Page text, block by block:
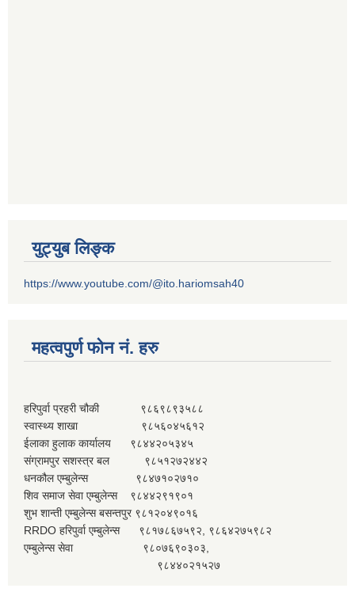
युट्युब लिङ्क
https://www.youtube.com/@ito.hariomsah40
महत्वपुर्ण फोन नं. हरु
हरिपुर्वा प्रहरी चौकी ९८६९८९३५८८
स्वास्थ्य शाखा ९८५६०४५६१२
ईलाका हुलाक कार्यालय ९८४४२०५३४५
संग्रामपुर सशस्त्र बल ९८५१२७२४४२
धनकौल एम्बुलेन्स ९८४७१०२७१०
शिव समाज सेवा एम्बुलेन्स ९८४४२९१९०१
शुभ शान्ती एम्बुलेन्स बसन्तपुर ९८१२०४९०१६
RRDO हरिपुर्वा एम्बुलेन्स ९८१७८६७५९२, ९८६४२७५९८२
एम्बुलेन्स सेवा ९८०७६९०३०३,
९८४४०२१५२७